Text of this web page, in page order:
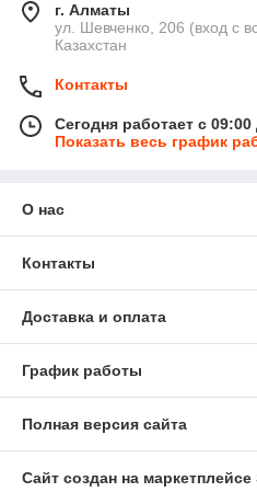
г. Алматы
ул. Шевченко, 206 (вход с
Казахстан
Контакты
Сегодня работает с 09:00
Показать весь график
О нас
Контакты
Доставка и оплата
График работы
Полная версия сайта
Сайт создан на маркетплейсе